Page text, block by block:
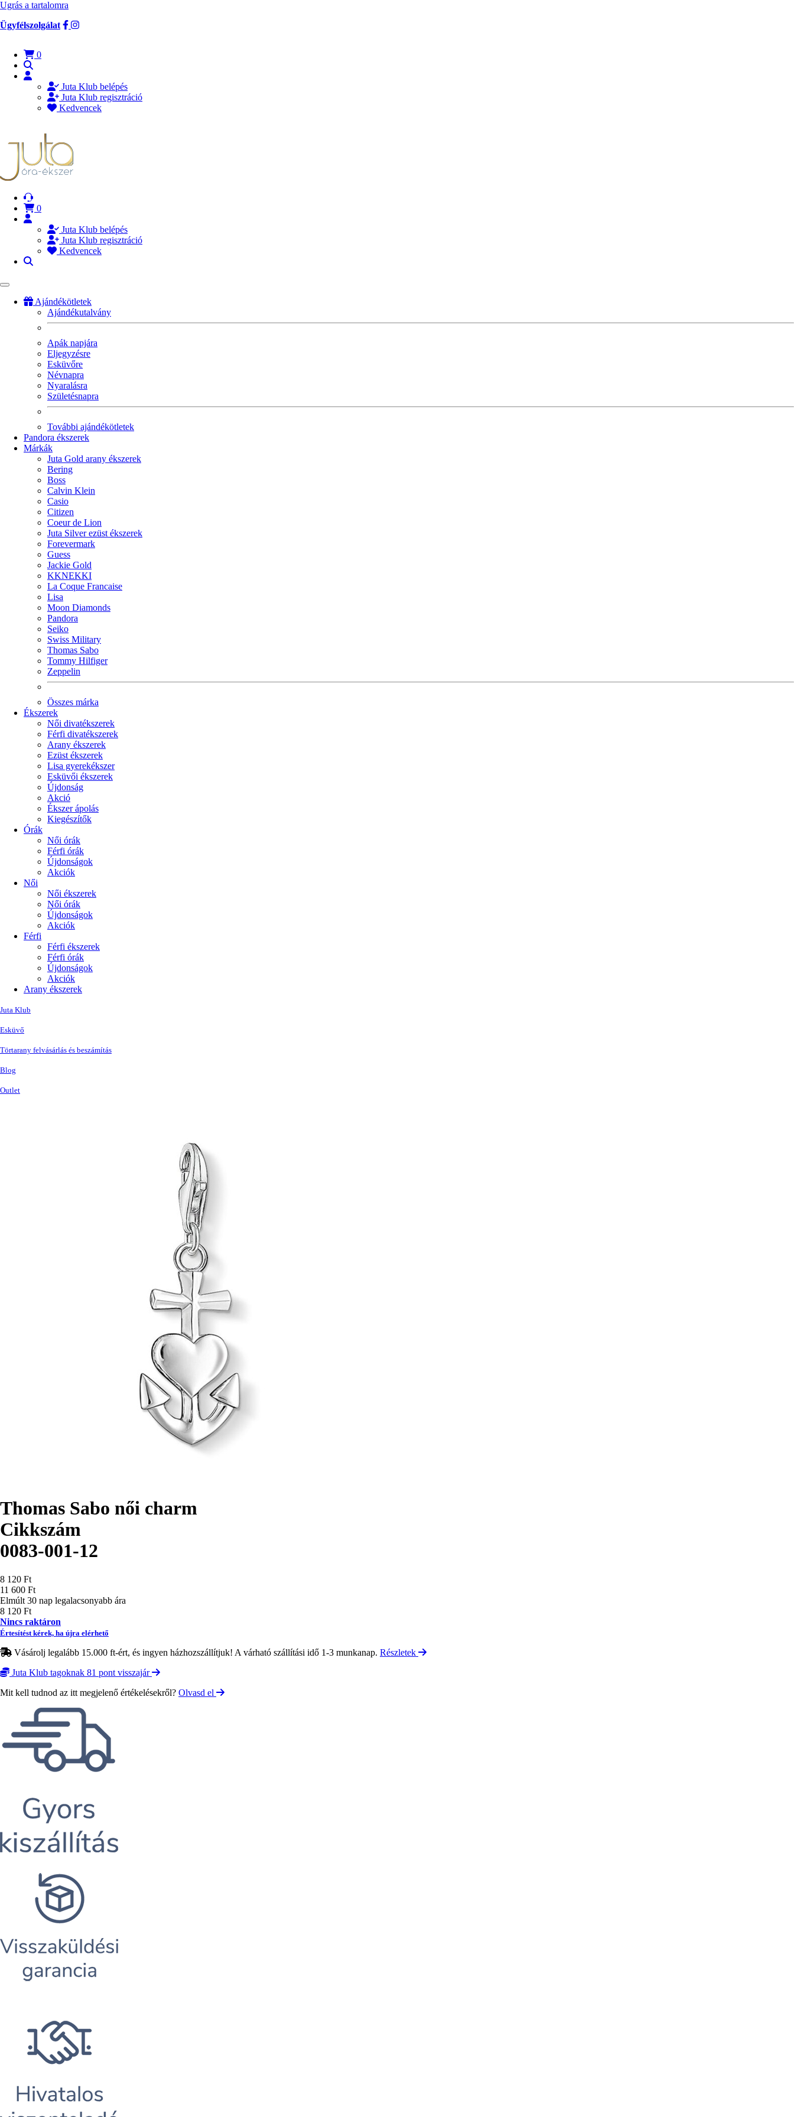
Ugrás a tartalomra
Ügyfélszolgálat
0
Juta Klub belépés
Juta Klub regisztráció
Kedvencek
0
Juta Klub belépés
Juta Klub regisztráció
Kedvencek
Ajándékötletek
Ajándékutalvány
Apák napjára
Eljegyzésre
Esküvőre
Névnapra
Nyaralásra
Születésnapra
További ajándékötletek
Pandora ékszerek
Márkák
Juta Gold arany ékszerek
Bering
Boss
Calvin Klein
Casio
Citizen
Coeur de Lion
Juta Silver ezüst ékszerek
Forevermark
Guess
Jackie Gold
KKNEKKI
La Coque Francaise
Lisa
Moon Diamonds
Pandora
Seiko
Swiss Military
Thomas Sabo
Tommy Hilfiger
Zeppelin
Összes márka
Ékszerek
Női divatékszerek
Férfi divatékszerek
Arany ékszerek
Ezüst ékszerek
Lisa gyerekékszer
Esküvői ékszerek
Újdonság
Akció
Ékszer ápolás
Kiegészítők
Órák
Női órák
Férfi órák
Újdonságok
Akciók
Női
Női ékszerek
Női órák
Újdonságok
Akciók
Férfi
Férfi ékszerek
Férfi órák
Újdonságok
Akciók
Arany ékszerek
Juta Klub
Esküvő
Törtarany felvásárlás és beszámítás
Blog
Outlet
Thomas Sabo női charm
Cikkszám
0083-001-12
Ár
8 120 Ft
11 600 Ft
Elmúlt 30 nap legalacsonyabb ára
8 120 Ft
Nincs raktáron
Értesítést kérek, ha újra elérhető
Vásárolj legalább 15.000 ft-ért, és ingyen házhozszállítjuk! A várható szállítási idő 1-3 munkanap. Részletek
Juta Klub tagoknak 81 pont visszajár
Mit kell tudnod az itt megjelenő értékelésekről? Olvasd el